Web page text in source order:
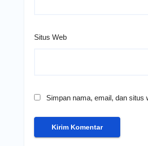
Situs Web
Simpan nama, email, dan situs